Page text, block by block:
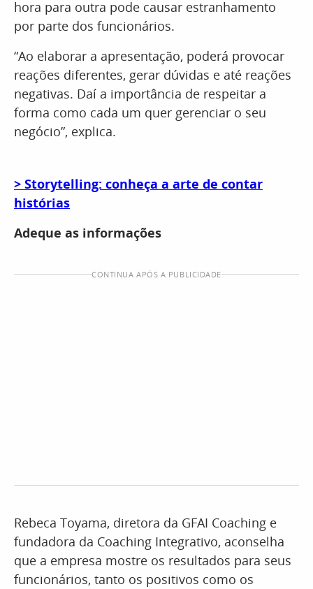
hora para outra pode causar estranhamento
por parte dos funcionários.
“Ao elaborar a apresentação, poderá provocar
reações diferentes, gerar dúvidas e até reações
negativas. Daí a importância de respeitar a
forma como cada um quer gerenciar o seu
negócio”, explica.
> Storytelling: conheça a arte de contar
histórias
Adeque as informações
CONTINUA APÓS A PUBLICIDADE
Rebeca Toyama, diretora da GFAI Coaching e
fundadora da Coaching Integrativo, aconselha
que a empresa mostre os resultados para seus
funcionários, tanto os positivos como os